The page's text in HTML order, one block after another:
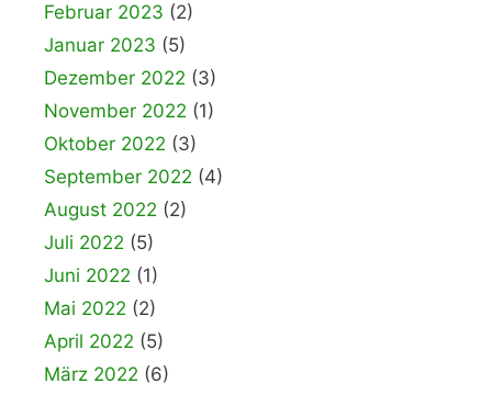
Februar 2023 (2)
Januar 2023 (5)
Dezember 2022 (3)
November 2022 (1)
Oktober 2022 (3)
September 2022 (4)
August 2022 (2)
Juli 2022 (5)
Juni 2022 (1)
Mai 2022 (2)
April 2022 (5)
März 2022 (6)